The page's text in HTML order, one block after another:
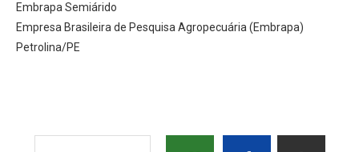
Embrapa Semiárido
Empresa Brasileira de Pesquisa Agropecuária (Embrapa)
Petrolina/PE